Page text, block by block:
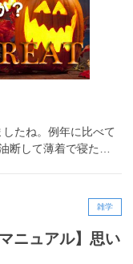
たね。例年に比べて
断して薄着で寝た…
雑学
ニュアル】思い